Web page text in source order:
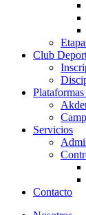
Club
Servicios
Contacto